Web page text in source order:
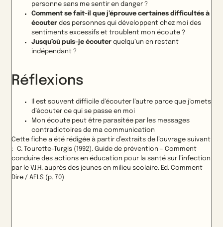
personne sans me sentir en danger ?
Comment se fait-il que j’éprouve certaines difficultés à
écouter des personnes qui développent chez moi des
sentiments excessifs et troublent mon écoute ?
Jusqu’où puis-je écouter quelqu’un en restant
indépendant ?
Réflexions
Il est souvent difficile d’écouter l’autre parce que j’omets
d’écouter ce qui se passe en moi
Mon écoute peut être parasitée par les messages
contradictoires de ma communication
Cette fiche a été rédigée à partir d’extraits de l’ouvrage suivant
: C. Tourette-Turgis (1992). Guide de prévention – Comment
conduire des actions en éducation pour la santé sur l’infection
par le V.I.H. auprès des jeunes en milieu scolaire. Ed. Comment
Dire / AFLS (p. 70)